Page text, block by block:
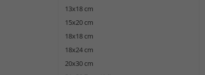
13x18 cm
15x20 cm
18x18 cm
18x24 cm
20x30 cm